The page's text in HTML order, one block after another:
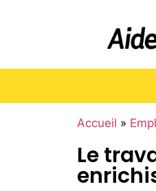
Accueil »
Le